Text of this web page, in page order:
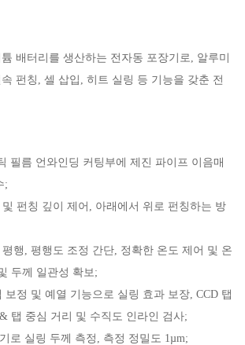
배터리를 생산하는 전자동 포장기로, 알루미
펀칭, 셀 삽입, 히트 실링 등 기능을 갖춘 전
필름 언와인딩 커팅부에 제진 파이프 이음매
;
펀칭 깊이 제어, 아래에서 위로 펀칭하는 방
행, 평행도 조정 간단, 정확한 온도 제어 및 온
두께 일관성 확보;
보정 및 예열 기능으로 실링 효과 보장, CCD 탭
탭 중심 거리 및 수직도 인라인 검사;
로 실링 두께 측정, 측정 정밀도 1µm;